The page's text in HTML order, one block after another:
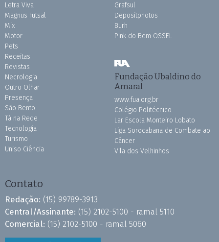
Letra Viva
Magnus Futsal
Mix
Motor
Pets
Receitas
Revistas
Necrologia
Outro Olhar
Presença
São Bento
Tá na Rede
Tecnologia
Turismo
Uniso Ciência
Grafsul
Depositphotos
Burh
Pink do Bem OSSEL
Fundação Ubaldino do
Amaral
www.fua.org.br
Colégio Politécnico
Lar Escola Monteiro Lobato
Liga Sorocabana de Combate ao
Câncer
Vila dos Velhinhos
Contato
Redação: (15) 99789-3913
Central/Assinante: (15) 2102-5100 - ramal 5110
Comercial: (15) 2102-5100 - ramal 5060